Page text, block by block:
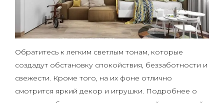
Обратитесь к легким светлым тонам, которые
создадут обстановку спокойствия, беззаботности и
свежести. Кроме того, на их фоне отлично
смотрится яркий декор и игрушки. Подробнее о